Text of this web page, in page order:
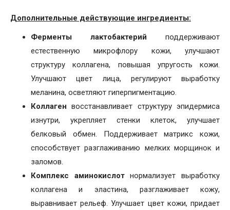
Дополнительные действующие ингредиенты:
Ферменты лактобактерий поддерживают
естественную микрофлору кожи, улучшают
структуру коллагена, повышая упругость кожи.
Улучшают цвет лица, регулируют выработку
меланина, осветляют гиперпигментацию.
Коллагенвосстанавливает структуру эпидермиса
изнутри, укрепляет стенки клеток, улучшает
белковый обмен. Поддерживает матрикс кожи,
способствует разглаживанию мелких морщинок и
заломов.
Комплекс аминокислотнормализует выработку
коллагена и эластина, разглаживает кожу,
выравнивает рельеф. Улучшает цвет кожи, придает